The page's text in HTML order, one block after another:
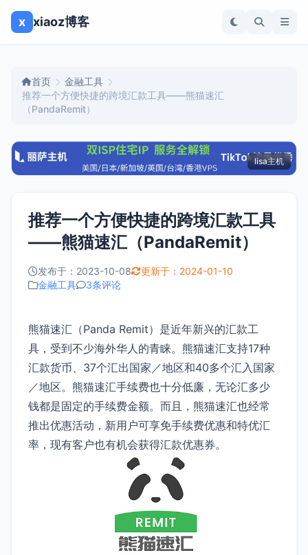
x xiaoz博客
首页
金融工具
推荐一个方便快捷的跨境汇款工具——熊猫速汇
（PandaRemit）
lisa主机
推荐一个方便快捷的跨境汇款工具
——熊猫速汇（PandaRemit）
发布于：2023-10-08
更新于：2024-01-10
金融工具
3条评论
熊猫速汇（Panda Remit）是近年新兴的汇款工
具，受到不少海外华人的青睐。熊猫速汇支持17种
汇款货币、37个汇出国家／地区和40多个汇入国家
／地区。熊猫速汇手续费也十分低廉，无论汇多少
钱都是固定的手续费金额。而且，熊猫速汇也经常
推出优惠活动，新用户可享免手续费优惠和特优汇
率，现有客户也有机会获得汇款优惠券。